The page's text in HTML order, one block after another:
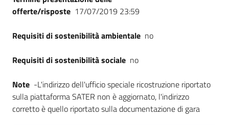
offerte/risposte 17/07/2019 23:59
Requisiti di sostenibilità ambientale no
Requisiti di sostenibilità sociale no
Note -L'indirizzo dell'ufficio speciale ricostruzione riportato
sulla piattaforma SATER non è aggiornato, l'indirizzo
corretto è quello riportato sulla documentazione di gara